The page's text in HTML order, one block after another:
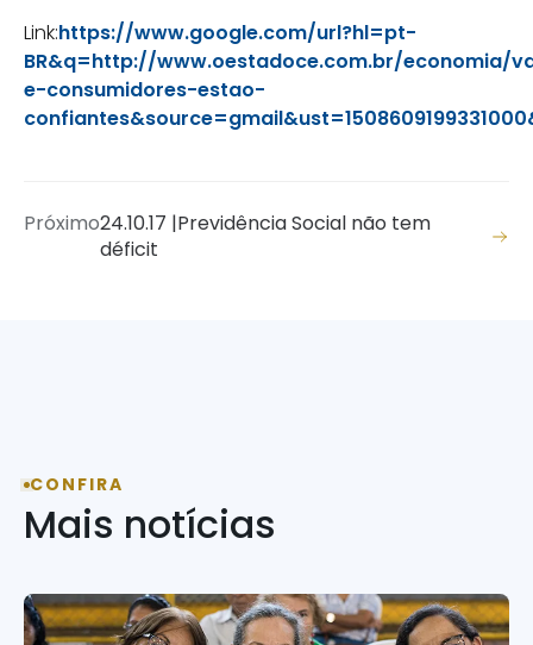
Link:https://www.google.com/url?hl=pt-
BR&q=http://www.oestadoce.com.br/economia/
e-consumidores-estao-
Próximo24.10.17 |Previdência Social não tem
déficit
CONFIRA
Mais notícias